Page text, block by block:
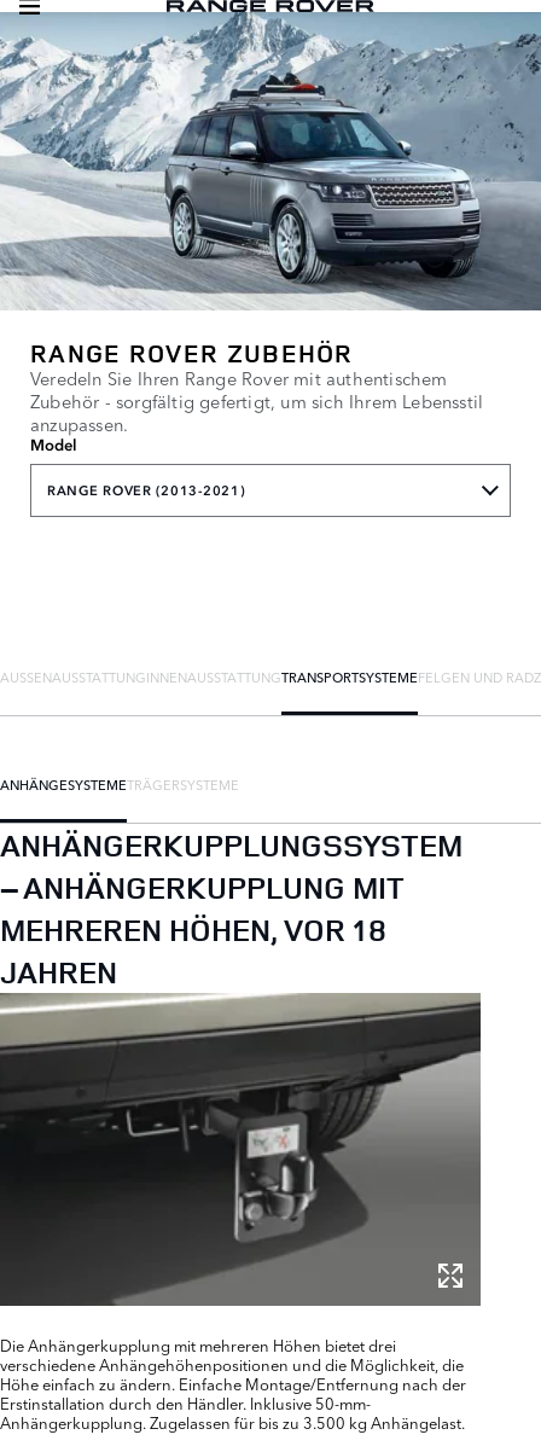
RANGE ROVER ZUBEHÖR
Veredeln Sie Ihren Range Rover mit authentischem
Zubehör - sorgfältig gefertigt, um sich Ihrem Lebensstil
anzupassen.
Model
RANGE ROVER (2013-2021)
AUSSENAUSSTATTUNG INNENAUSSTATTUNGTRANSPORTSYSTEMEFELGEN UND
ANHÄNGESYSTEMETRÄGERSYSTEME
ANHÄNGERKUPPLUNGSSYSTEM
– ANHÄNGERKUPPLUNG MIT
MEHREREN HÖHEN, VOR 18
JAHREN
Die Anhängerkupplung mit mehreren Höhen bietet drei
verschiedene Anhängehöhenpositionen und die Möglichkeit, die
Höhe einfach zu ändern. Einfache Montage/Entfernung nach der
Erstinstallation durch den Händler. Inklusive 50-mm-
Anhängerkupplung. Zugelassen für bis zu 3.500 kg Anhängelast.